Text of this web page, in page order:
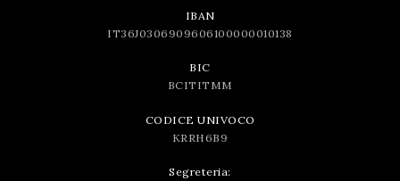
IBAN
IT36J0306909606100000010138
BIC
BCITITMM
CODICE UNIVOCO
KRRH6B9
Segreteria: